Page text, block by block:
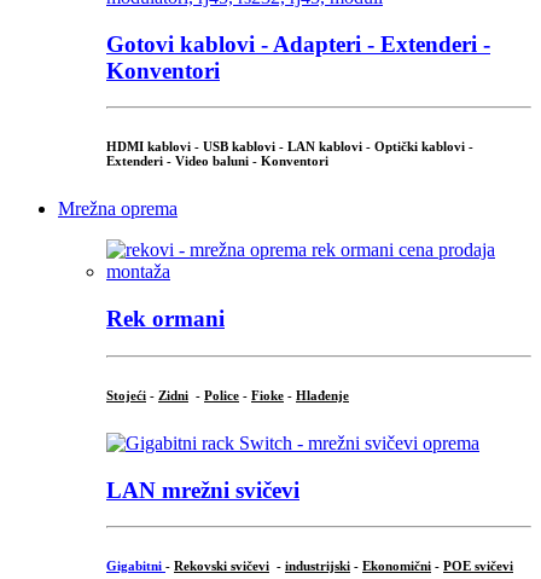
Gotovi kablovi - Adapteri - Extenderi -
Konventori
HDMI kablovi - USB kablovi - LAN kablovi - Optički kablovi -
Extenderi - Video baluni - Konventori
Mrežna oprema
Rek ormani
Stojeći - Zidni - Police - Fioke - Hlađenje
LAN mrežni svičevi
Gigabitni - Rekovski svičevi - industrijski - Ekonomični - POE svičevi